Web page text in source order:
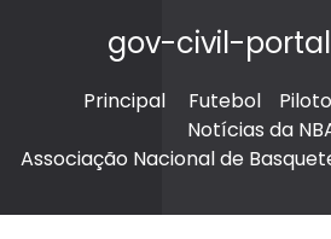
gov-civil-
Principal Futebol
Notícias da
Associação Nacional de